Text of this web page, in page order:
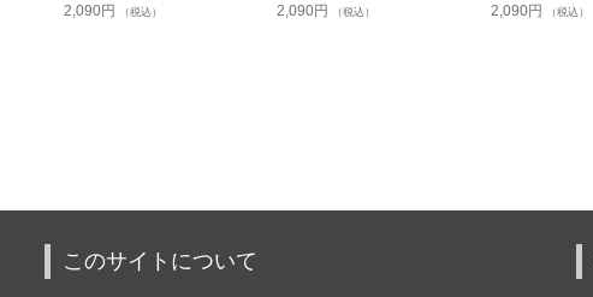
2,090円 （税込） 2,090円 （税込） 2,090円 （税込）
このサイトについて